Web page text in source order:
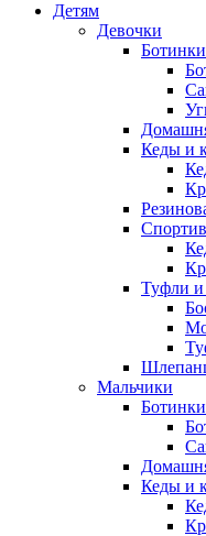
Детям
Девочки
Кеды и
Туфли
Мальчики
Кеды и